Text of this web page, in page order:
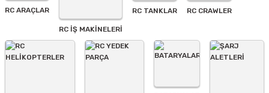
Ürün fiyatı diğer sitelerden daha pahalı.
Bu ürüne benzer farklı alternatifler olmalı.
RC ARAÇLAR
RC İŞ MAKİNELERİ
RC TANKLAR RC CRAWLER